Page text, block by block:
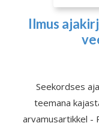
Ilmus
Seekordses
teemana
arvamusartikkel -